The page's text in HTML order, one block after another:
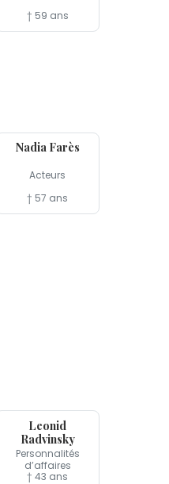
† 59 ans
Nadia Farès
Acteurs
† 57 ans
Leonid
Radvinsky
Personnalités
d’affaires
† 43 ans